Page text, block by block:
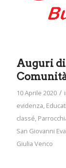
Auguri di
10 Aprile 2020 /
evidenza,
classé,
San Giovanni
Giulia Venco